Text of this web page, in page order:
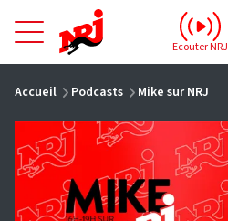
NRJ - Accueil
Ecouter NRJ
Accueil Podcasts Mike sur NRJ